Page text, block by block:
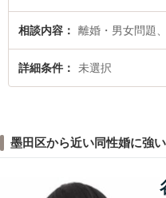
相談内容 離婚・男女問題
詳細条件 未選択
墨田区から近い同性婚に強